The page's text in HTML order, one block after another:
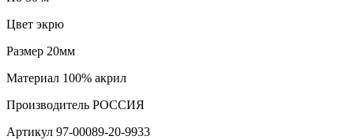
Цвет экрю
Размер 20мм
Материал 100% акрил
Производитель РОССИЯ
Артикул 97-00089-20-9933